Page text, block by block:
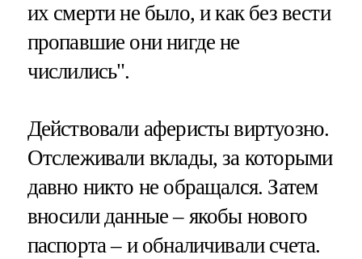
их смерти не было, и как без вести
пропавшие они нигде не
числились".
Действовали аферисты виртуозно.
Отслеживали вклады, за которыми
давно никто не обращался. Затем
вносили данные – якобы нового
паспорта – и обналичивали счета.